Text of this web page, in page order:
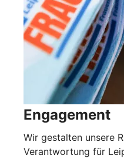
Engagement
Wir gestalten unsere
Verantwortung für